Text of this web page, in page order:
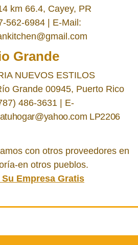
km 66.4, Cayey, PR
562-6984 | E-Mail:
Grande
NUEVOS ESTILOS
Grande 00945, Puerto Rico
486-3631 | E-
LP2206
con otros proveedores en
en otros pueblos.
Empresa Gratis